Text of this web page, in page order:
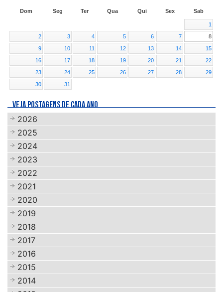
Dom Seg Ter Qua Qui Sex Sab
1
2
3 4 5 6 7
8
9
10 11 12 13 14
15
16
17 18 19 20 21
22
23
24 25 26 27 28
29
30
31
VEJA POSTAGENS DE CADA ANO
2026
2025
2024
2023
2022
2021
2020
2019
2018
2017
2016
2015
2014